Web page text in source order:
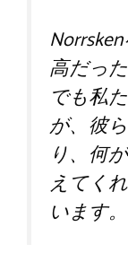
高だっ
でも私
が、彼
り、何
えてく
います。